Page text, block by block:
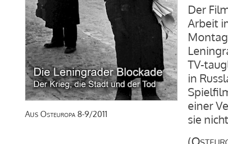
Aus Osteuropa 8-9/2011
Der
Arbeit
TV-
in
einer
sie
(